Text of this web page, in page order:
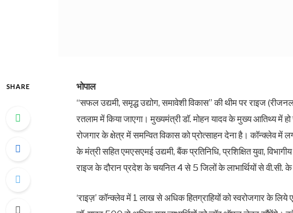
SHARE
भोपाल
“सफल उद्यमी, समृद्ध उद्योग, समावेशी विकास” की थीम पर राइज
रतलाम में किया जाएगा। मुख्यमंत्री डॉ. मोहन यादव के मुख्य आतिथ्य में
रोजगार के क्षेत्र में समन्वित विकास को प्रोत्साहन देना है। कॉन्क्लेव
के मंत्री सहित एमएसएमई उद्यमी, बैंक प्रतिनिधि, प्रशिक्षित युवा,
राइज के दौरान प्रदेश के चयनित 4 से 5 जिलों के लाभार्थियों से वी.सी.
‘राइज़’ कॉन्क्लेव में 1 लाख से अधिक हितग्राहियों को स्वरोजगार के